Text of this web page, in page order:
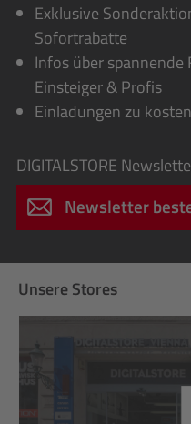
Exklusive
Sofortrabatte
Infos über
Einsteiger & Profis
Einladungen zu
DIGITALSTORE
Newsletter
Unsere Stores